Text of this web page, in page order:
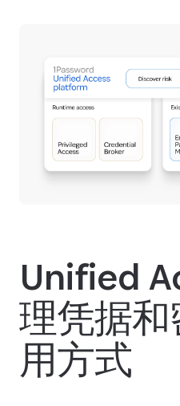
Unified
理凭据
用方式